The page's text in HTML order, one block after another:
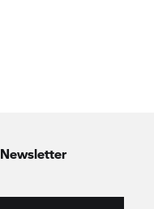
Newsletter